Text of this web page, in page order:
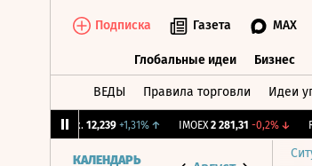
Подписка Газета MAX
Глобальные идеи Бизнес
ВЕДЫ Правила торговли Идеи
12,239 +1,31%↑ IMOEX 2 281,31 -0,2%↓
КАЛЕНДАРЬ